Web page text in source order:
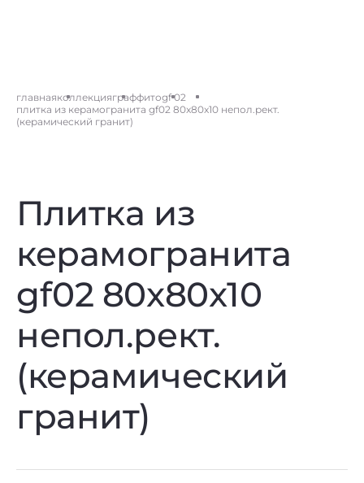
главнаяколлекцияграффитоgf 02
плитка из керамогранита gf02 80x80x10 непол.рект.
(керамический гранит)
Плитка из
керамогранита
gf02 80x80x10
непол.рект.
(керамический
гранит)